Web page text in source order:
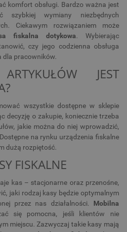
komfort obsługi. Bardzo ważna jest
wymiany niezbędnych
Ciekawym rozwiązaniem może
fiskalna dotykowa. Wybierając
czy jego codzienna obsługa
dla pracowników.
JEST
wszystkie dostępne w sklepie
decyzję o zakupie, koniecznie trzeba
jakie można do niej wprowadzić,
na rynku urządzenia fiskalne
dużą rozpiętość.
FISKALNE
kas – stacjonarne oraz przenośne,
jaki rodzaj kasy będzie optymalnym
przez nas działalności. Mobilna
się pomocna, jeśli klientów nie
miejscu. Zazwyczaj takie kasy mają